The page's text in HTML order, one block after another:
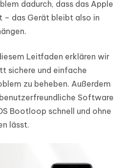
dadurch, dass das Apple
– das Gerät bleibt also in
Leitfaden erklären wir
sichere und einfache
zu beheben. Außerdem
Software
Bootloop schnell und ohne
lässt.